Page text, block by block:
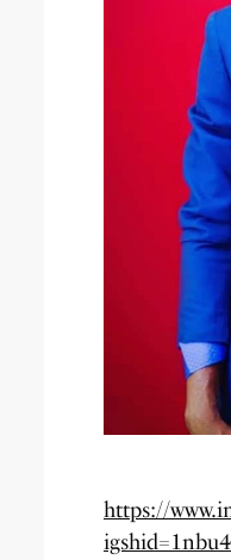
https://